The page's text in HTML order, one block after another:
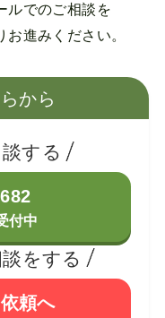
ルでのご相談を
進みください。
から
する
付中
をする
頼へ